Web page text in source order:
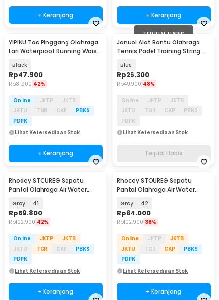
+ Keranjang + Keranjang
YIPINU Tas Pinggang Olahraga
Lari Waterproof Running Waist
Black
Rp47.900
Rp81.900 42%
Online JKTP
JKTB
JKTU
TGR CKP
PBKS
PDPK
Lihat Ketersediaan Stok
+ Keranjang
TERJUAL HABIS
Januel Alat Bantu Olahraga
Tennis Padel Training String
Blue
Rp26.300
Rp49.900 48%
Online JKTP
JKTB
JKTU
TGR CKP
PBKS
PDPK
Lihat Ketersediaan Stok
Terjual Habis
Rhodey STOUREG Sepatu
Pantai Olahraga Air Water
Gray 41
Rp59.800
Rp102.900 42%
Online JKTP
JKTB
JKTU
TGR CKP
PBKS
PDPK
Lihat Ketersediaan Stok
+ Keranjang
Rhodey STOUREG Sepatu
Pantai Olahraga Air Water
Gray 42
Rp64.000
Rp102.900 38%
Online JKTP
JKTB
JKTU
TGR CKP
PBKS
PDPK
Lihat Ketersediaan Stok
+ Keranjang